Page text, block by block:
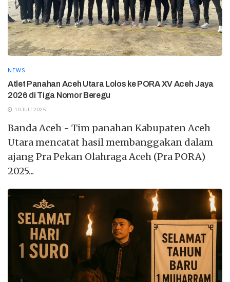
NEWS
Atlet Panahan Aceh Utara Lolos ke PORA XV Aceh Jaya
2026 di Tiga Nomor Beregu
10 JULI 2025
Banda Aceh - Tim panahan Kabupaten Aceh
Utara mencatat hasil membanggakan dalam
ajang Pra Pekan Olahraga Aceh (Pra PORA)
2025...